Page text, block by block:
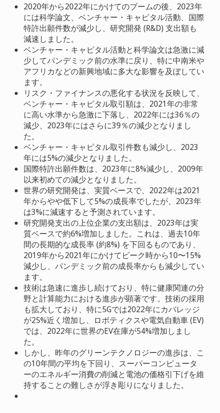
2020年から2022年にかけてのブームの後、2023年
には科学論文、ベンチャー・キャピタル活動、国際
特許出願件数が減少し、研究開発 (R&D) 支出額も
減速しました。
ベンチャー・キャピタル活動と科学論文は急激に減
少してパンデミック前の水準に戻り、特に中南米や
アフリカなどの新興地域に多大な影響を及ぼしてい
ます。
リスク・ファイナンスの悪化する状況を反映して、
ベンチャー・キャピタル取引額は、2021年の非常
に高い水準から急激に下落し、2022年には36％の
減少、2023年にはさらに39％の減少となりまし
た。
ベンチャー・キャピタル取引件数も減少し、2023
年には5%の減少となりました。
国際特許出願件数は、2023年に8%減少し、2009年
以来初めての減少となりました。
世界の研究開発は、実質ベースで、2022年は2021
年からやや低下して5%の成長率でしたが、2023年
は3%に減速すると予測されています。
研究開発支出の上位企業の支出額は、2023年は実
質ベースで約6%増加しました。これは、過去10年
間の長期的な成長率 (約8%) を下回るものであり、
2019年から2021年にかけてピーク時から10〜15%
減少し、パンデミック前の成長率からも減少してい
ます。
技術は急速に進歩し続けており、特に健康関連の分
野と計算能力における進歩が顕著です。技術の採用
も拡大しており、特に5Gでは2022年にカバレッジ
が25%近く増加し、ロボティクスや電気自動車 (EV)
では、2022年に世界のEV在庫が54%増加しまし
た。
しかし、昨年のグリーンテクノロジーの進歩は、こ
の10年間の平均を下回り、スーパーコンピュータ
ーのエネルギー消費の削減と電池の価格引下げを維
持することの難しさが浮き彫りになりました。